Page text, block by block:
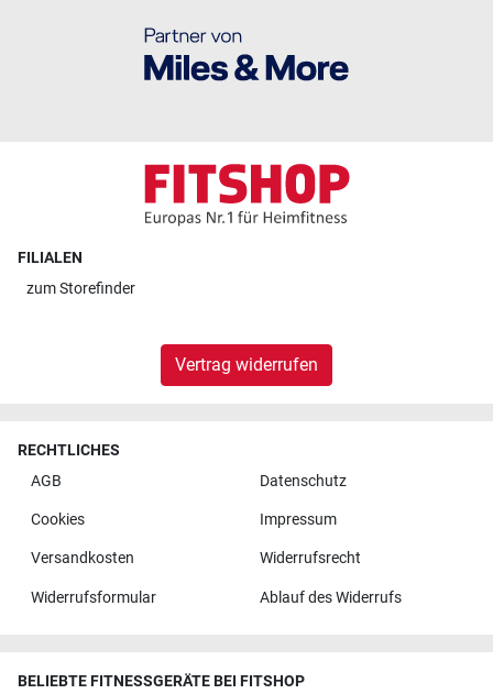
FILIALEN
zumStorefinder
Vertrag widerrufen
RECHTLICHES
AGB
Datenschutz
Cookies Impressum
Versandkosten Widerrufsrecht
Widerrufsformular Ablauf des Widerrufs
BELIEBTE FITNESSGERÄTE BEI FITSHOP